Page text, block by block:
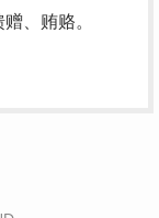
、贿赂。